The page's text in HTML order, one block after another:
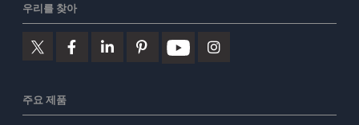
우리를 찾아
주요 제품